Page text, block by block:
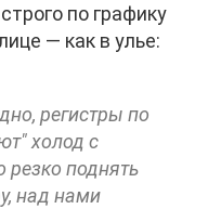
по графику
— как в улье:
регистры по
холод с
поднять
над нами